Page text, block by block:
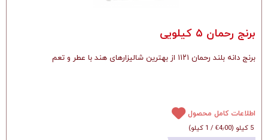
برنج رحمان ۵ کیلویی
برنج دانه بلند رحمان ۱۱۲۱ از بهترین شالیزارهای هند با عطر و تعم
اطلاعات کامل محصول
5 کیلو
(‎€4٫00 / 1 کیلو )